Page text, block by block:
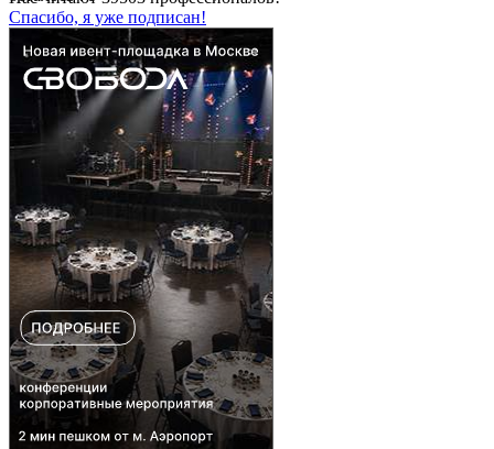
Спасибо, я уже подписан!